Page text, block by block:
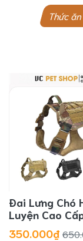
Thức
Đai Lưng Chó
Luyện Cao
350.000₫